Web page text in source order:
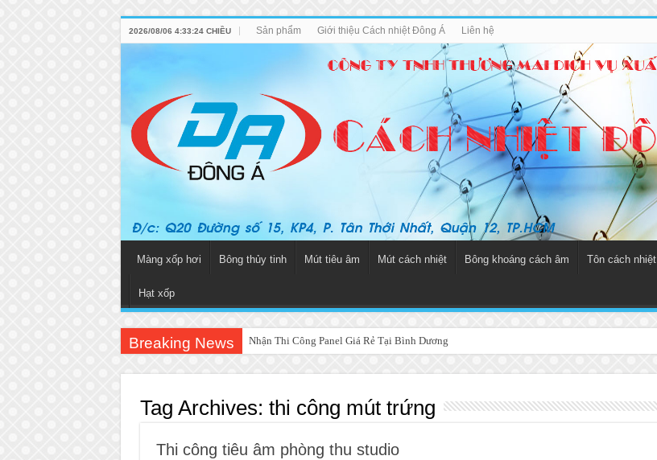
2026/08/06 4:33:24 CHIỀU Sản phẩm Giới thiệu Cách nhiệt Đông Á Liên hệ
Màng xốp hơi Bông thủy tinh Mút tiêu âm Mút cách nhiệt Bông khoáng cách âm Tôn cách nhiệt
Hạt xốp
Breaking News Nhận Thi Công Panel Giá Rẻ Tại Bình Dương
Tag Archives: thi công mút trứng
Thi công tiêu âm phòng thu studio